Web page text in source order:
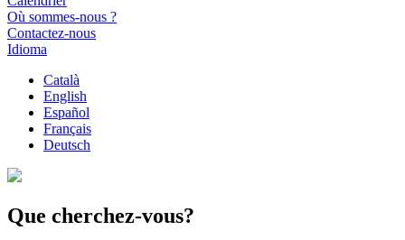
Où sommes-nous ?
Contactez-nous
Idioma
Català
English
Español
Français
Deutsch
Que cherchez-vous?